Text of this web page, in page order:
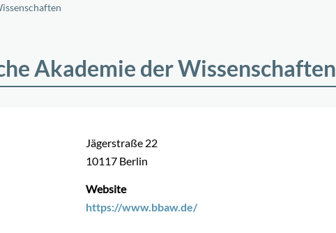
Akademie der Wissenschaften
Jägerstraße 22
10117 Berlin
Website
https://www.bbaw.de/